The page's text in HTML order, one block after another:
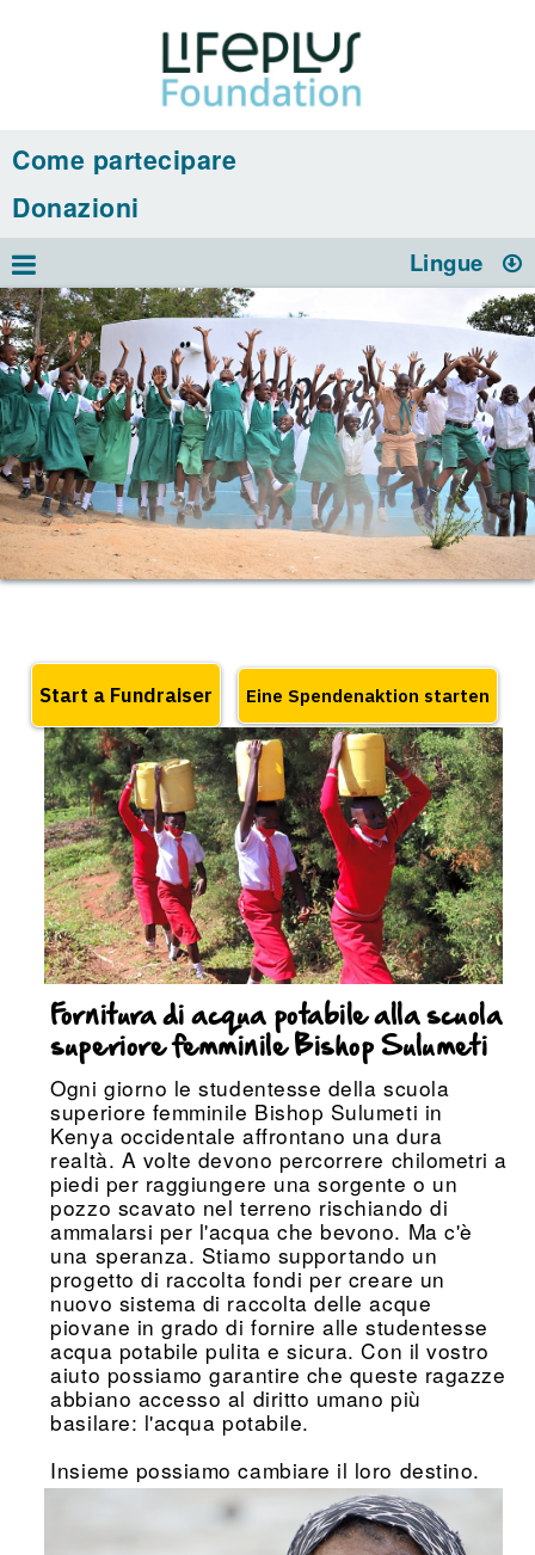
Come partecipare
Donazioni
Lingue
Fornitura di acqua potabile alla scuola
superiore femminile Bishop Sulumeti
Ogni giorno le studentesse della scuola
superiore femminile Bishop Sulumeti in
Kenya occidentale affrontano una dura
realtà. A volte devono percorrere chilometri a
piedi per raggiungere una sorgente o un
pozzo scavato nel terreno rischiando di
ammalarsi per l'acqua che bevono. Ma c'è
una speranza. Stiamo supportando un
progetto di raccolta fondi per creare un
nuovo sistema di raccolta delle acque
piovane in grado di fornire alle studentesse
acqua potabile pulita e sicura. Con il vostro
aiuto possiamo garantire che queste ragazze
abbiano accesso al diritto umano più
basilare: l'acqua potabile.
Insieme possiamo cambiare il loro destino.